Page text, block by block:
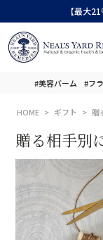
【最大
#美容バーム #フ
HOME ギフト 贈
贈る相手別